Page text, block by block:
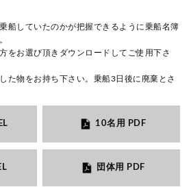
船していたのかが把握できるように乗船名簿
をお選び頂きダウンロードしてご使用下さ
た物をお持ち下さい。乗船3日後に廃棄とさ
10名用 PDF
団体用 PDF